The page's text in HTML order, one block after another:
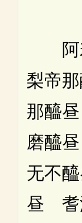
阿
梨帝
那醯
磨醯
无不
昼 耆